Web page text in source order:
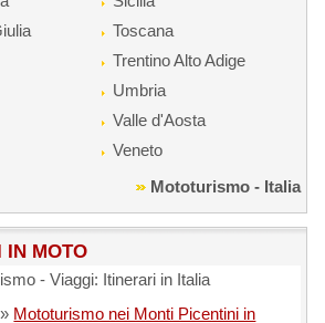
Toscana
Trentino Alto Adige
Umbria
Valle d'Aosta
Veneto
Mototurismo - Italia
IN MOTO
- Viaggi: Itinerari in Italia
» Mototurismo nei Monti Picentini in